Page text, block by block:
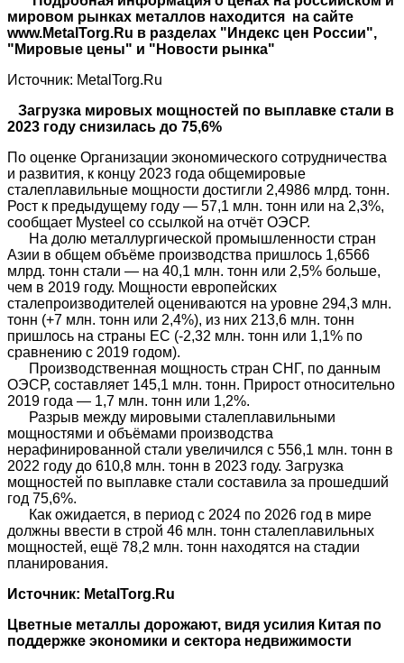
мировом рынках металлов находится на сайте
www.MetalTorg.Ru в разделах "Индекс цен России",
"Мировые цены" и "Новости рынка"
Источник: MetalTorg.Ru
Загрузка мировых мощностей по выплавке стали в
2023 году снизилась до 75,6%
По оценке Организации экономического сотрудничества
и развития, к концу 2023 года общемировые
сталеплавильные мощности достигли 2,4986 млрд. тонн.
Рост к предыдущему году — 57,1 млн. тонн или на 2,3%,
сообщает Mysteel со ссылкой на отчёт ОЭСР.
На долю металлургической промышленности стран
Азии в общем объёме производства пришлось 1,6566
млрд. тонн стали — на 40,1 млн. тонн или 2,5% больше,
чем в 2019 году. Мощности европейских
сталепроизводителей оцениваются на уровне 294,3 млн.
тонн (+7 млн. тонн или 2,4%), из них 213,6 млн. тонн
пришлось на страны ЕС (-2,32 млн. тонн или 1,1% по
сравнению с 2019 годом).
Производственная мощность стран СНГ, по данным
ОЭСР, составляет 145,1 млн. тонн. Прирост относительно
2019 года — 1,7 млн. тонн или 1,2%.
Разрыв между мировыми сталеплавильными
мощностями и объёмами производства
нерафинированной стали увеличился с 556,1 млн. тонн в
2022 году до 610,8 млн. тонн в 2023 году. Загрузка
мощностей по выплавке стали составила за прошедший
год 75,6%.
Как ожидается, в период с 2024 по 2026 год в мире
должны ввести в строй 46 млн. тонн сталеплавильных
мощностей, ещё 78,2 млн. тонн находятся на стадии
планирования.
Источник: MetalTorg.Ru
Цветные металлы дорожают, видя усилия Китая по
поддержке экономики и сектора недвижимости